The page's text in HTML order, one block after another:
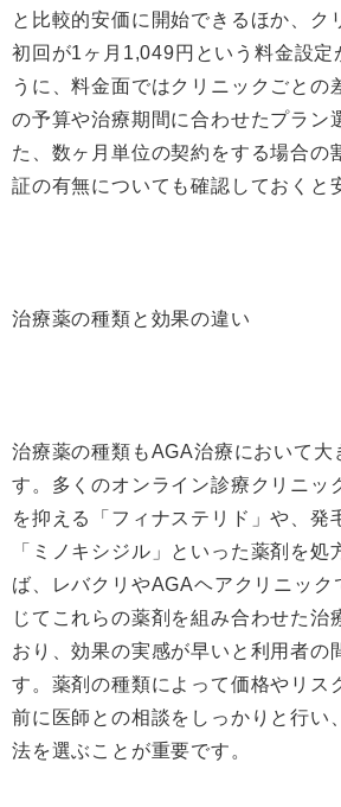
と比較的安価に開始できるほか、ク
初回が1ヶ月1,049円という料金設定
うに、料金面ではクリニックごとの
の予算や治療期間に合わせたプラン
た、数ヶ月単位の契約をする場合の
証の有無についても確認しておくと
治療薬の種類と効果の違い
治療薬の種類もAGA治療において大
す。多くのオンライン診療クリニッ
を抑える「フィナステリド」や、発
「ミノキシジル」といった薬剤を処
ば、レバクリやAGAヘアクリニック
じてこれらの薬剤を組み合わせた治
おり、効果の実感が早いと利用者の
す。薬剤の種類によって価格やリス
前に医師との相談をしっかりと行い
法を選ぶことが重要です。